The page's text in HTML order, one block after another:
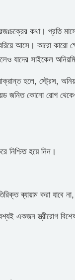
কথা। প্রতি
আসে। কারো কারো
যাদের সাইকেল
হলে, স্ট্রেস,
জনিত কোনো রোগ
নিশ্চিত হয়ে নিন।
ব্যায়াম করা যাবে
একজন স্ত্রীরোগ